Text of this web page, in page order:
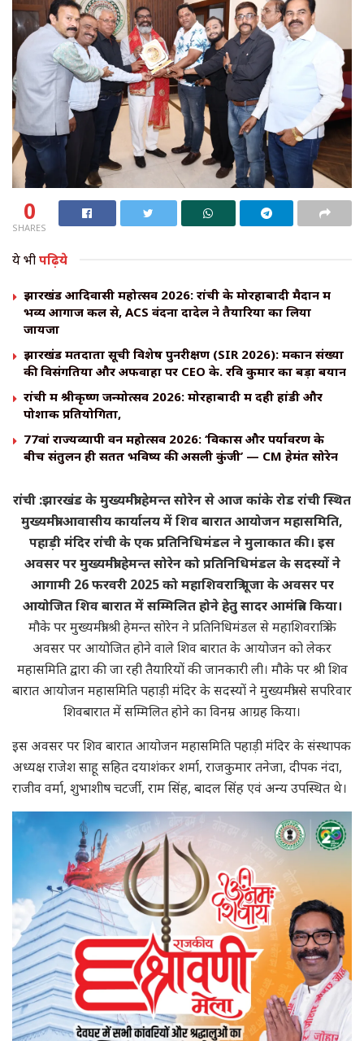
0
SHARES
ये भीपढ़िये
झारखंड आदिवासी महोत्सव 2026: रांची के मोरहाबादी मैदान में
भव्य आगाज कल से, ACS वंदना दादेल ने तैयारियों का लिया
जायजा
झारखंड मतदाता सूची विशेष पुनरीक्षण (SIR 2026): मकान संख्या
की विसंगतियों और अफवाहों पर CEO के. रवि कुमार का बड़ा बयान
रांची में श्रीकृष्ण जन्मोत्सव 2026: मोरहाबादी में दही हांडी और
पोशाक प्रतियोगिता,
77वां राज्यव्यापी वन महोत्सव 2026: ‘विकास और पर्यावरण के
बीच संतुलन ही सतत भविष्य की असली कुंजी’ — CM हेमंत सोरेन
रांची :झारखंड के मुख्यमंत्री हेमन्त सोरेन से आज कांके रोड रांची स्थित
मुख्यमंत्री आवासीय कार्यालय में शिव बारात आयोजन महासमिति,
पहाड़ी मंदिर रांची के एक प्रतिनिधिमंडल ने मुलाकात की। इस
अवसर पर मुख्यमंत्री हेमन्त सोरेन को प्रतिनिधिमंडल के सदस्यों ने
आगामी 26 फरवरी 2025 को महाशिवरात्रि पूजा के अवसर पर
आयोजित शिव बारात में सम्मिलित होने हेतु सादर आमंत्रित किया।
मौके पर मुख्यमंत्री श्री हेमन्त सोरेन ने प्रतिनिधिमंडल से महाशिवरात्रि के
अवसर पर आयोजित होने वाले शिव बारात के आयोजन को लेकर
महासमिति द्वारा की जा रही तैयारियों की जानकारी ली। मौके पर श्री शिव
बारात आयोजन महासमिति पहाड़ी मंदिर के सदस्यों ने मुख्यमंत्री से सपरिवार
शिवबारात में सम्मिलित होने का विनम्र आग्रह किया।
इस अवसर पर शिव बारात आयोजन महासमिति पहाड़ी मंदिर के संस्थापक
अध्यक्ष राजेश साहू सहित दयाशंकर शर्मा, राजकुमार तनेजा, दीपक नंदा,
राजीव वर्मा, शुभाशीष चटर्जी, राम सिंह, बादल सिंह एवं अन्य उपस्थित थे।